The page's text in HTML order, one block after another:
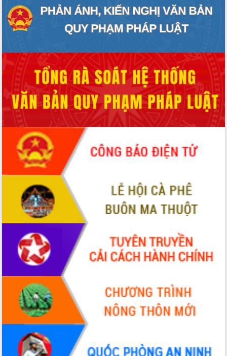
Nhân dân tỉnh
Bệnh án điện tử thúc đẩy chuyển đổi
số y tế tại Đắk Lắk
không gian tri thức trong thời đại số
Đánh giá, rút kinh nghiệm công tác tổ
chức diễn tập trước ngày bầu cử
Chương trình “Gặp gỡ hữu nghị –
Friendship Meeting New Year 2026”
Bầu cử Quốc hội và HĐND: Cử tri Đắk
Lắk gửi gắm niềm tin, kỳ vọng vào lá
Đắk Lắk sẵn sàng các điều kiện cho
Ngày hội bầu cử đại biểu Quốc hội
khóa XVI và HĐND các cấp nhiệm kỳ
2026-2031
Đảm bảo cuộc bầu cử đại biểu Quốc
hội và đại biểu HĐND các cấp diễn ra
an toàn, hiệu quả, đúng quy định
Thủ tướng Chính phủ Phạm Minh Chính
kiểm tra, chỉ đạo hoàn thành các dự
án cao tốc và thăm khu tái định cư tại
Đắk Lắk
Sôi nổi Hội đua ngựa truyền thống Gò
Thì Thùng mừng Xuân Bính Ngọ 2026
Lãnh đạo tỉnh dâng hương tưởng niệm
tại Đập Đồng Cam đầu Xuân Bính Ngọ
Ngành nông nghiệp phấn đấu tăng
trưởng đạt 5,86% trong năm 2026
UBND tỉnh Đắk Lắk triển khai công tác
quốc phòng, quân sự địa phương năm
2026